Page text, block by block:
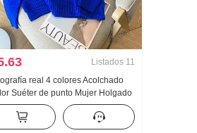
Listados 11
real 4 colores Acolchado
Suéter de punto Mujer Holgado
Viento Diseño Sentido
Larga Suéter Chic Top